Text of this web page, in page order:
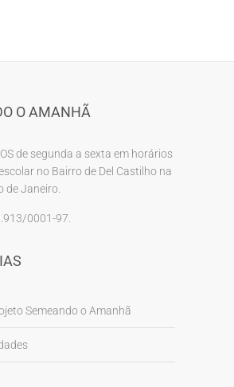
O AMANHÃ
de segunda a sexta em horários
no Bairro de Del Castilho na
de Janeiro.
0001-97.
Semeando o Amanhã